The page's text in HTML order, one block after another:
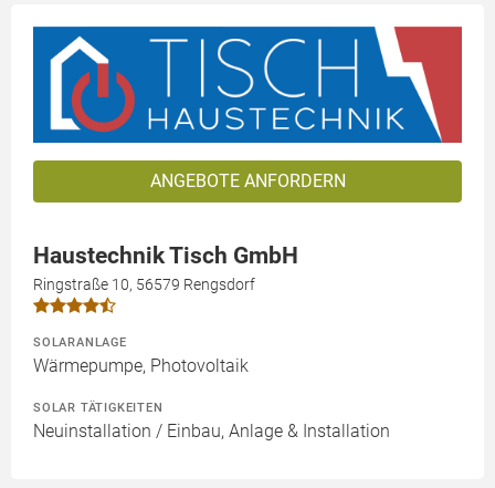
ANGEBOTE ANFORDERN
Haustechnik Tisch GmbH
Ringstraße 10, 56579 Rengsdorf
SOLARANLAGE
Wärmepumpe, Photovoltaik
SOLAR TÄTIGKEITEN
Neuinstallation / Einbau, Anlage & Installation